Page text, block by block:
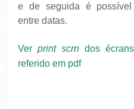
e de seguida é possível
entre datas.
Ver print scrn dos
referido em pdf